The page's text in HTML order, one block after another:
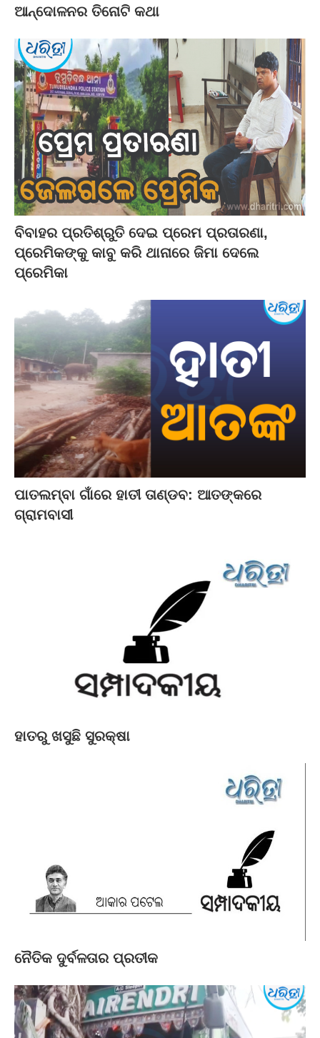
ଆନ୍ଦୋଳନର ତିନୋଟି କଥା
ବିବାହର ପ୍ରତିଶ୍ରୁତି ଦେଇ ପ୍ରେମ ପ୍ରତାରଣା,
ପ୍ରେମିକଙ୍କୁ କାବୁ କରି ଥାନାରେ ଜିମା ଦେଲେ
ପ୍ରେମିକା
ପାତଲମ୍ବା ଗାଁରେ ହାତୀ ତାଣ୍ଡବ: ଆତଙ୍କରେ
ଗ୍ରାମବାସୀ
ହାତରୁ ଖସୁଛି ସୁରକ୍ଷା
ନୈତିକ ଦୁର୍ବଳତାର ପ୍ରତୀକ